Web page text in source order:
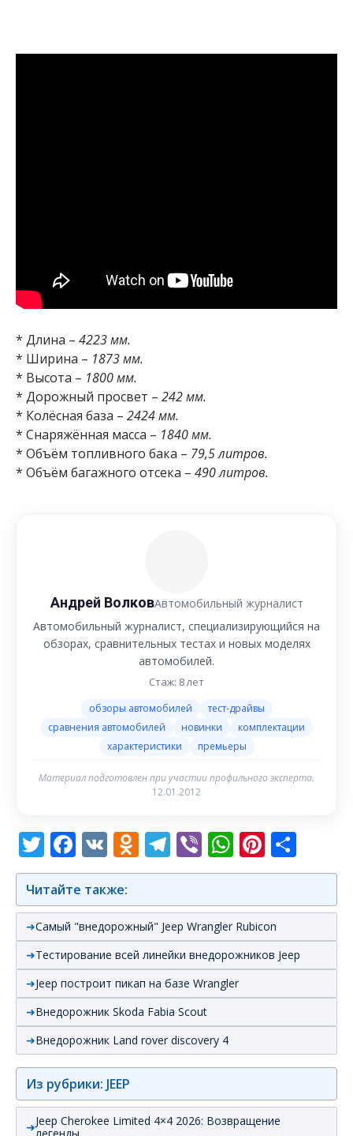
* Длина – 4223 мм.
* Ширина – 1873 мм.
* Высота – 1800 мм.
* Дорожный просвет – 242 мм.
* Колёсная база – 2424 мм.
* Снаряжённая масса – 1840 мм.
* Объём топливного бака – 79,5 литров.
* Объём багажного отсека – 490 литров.
Андрей ВолковАвтомобильный журналист
Автомобильный журналист, специализирующийся на
обзорах, сравнительных тестах и новых моделях
автомобилей.
Стаж: 8 лет
обзоры автомобилей
тест-драйвы
сравнения автомобилей
новинки
комплектации
характеристики
премьеры
Материал подготовлен при участии профильного эксперта.
12.01.2012
Twitter
Facebook
VK Odnoklassniki
Telegram
Viber
Читайте также:
Самый "внедорожный" Jeep Wrangler Rubicon
Тестирование всей линейки внедорожников Jeep
Jeep построит пикап на базе Wrangler
Внедорожник Skoda Fabia Scout
Внедорожник Land rover discovery 4
Из рубрики: JEEP
Jeep Cherokee Limited 4×4 2026: Возвращение